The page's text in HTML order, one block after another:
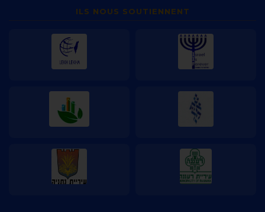
ILS NOUS SOUTIENNENT